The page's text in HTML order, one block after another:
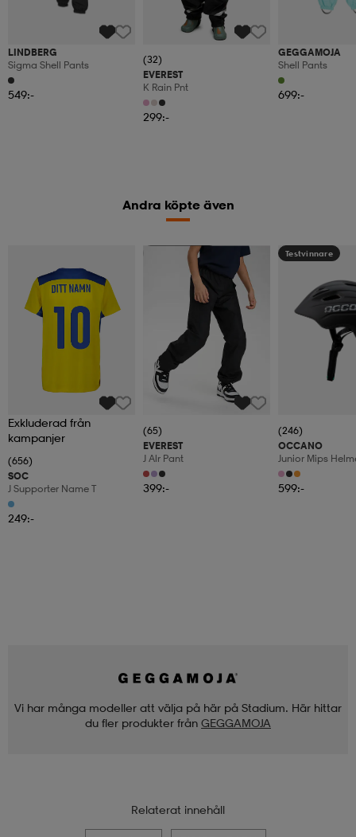
LINDBERG
Sigma Shell Pants
549:-
(32)
EVEREST
K Rain Pnt
299:-
GEGGAMOJA
Shell Pants
699:-
Andra köpte även
Exkluderad från
kampanjer
(656)
SOC
J Supporter Name T
249:-
Kampanj -25%
(65)
EVEREST
J Alr Pant
399:-
Testvinnare
(246)
OCCANO
Junior Mips
599:-
Vi har många modeller att välja på här på Stadium. Här hittar
du fler produkter från GEGGAMOJA
Relaterat innehåll